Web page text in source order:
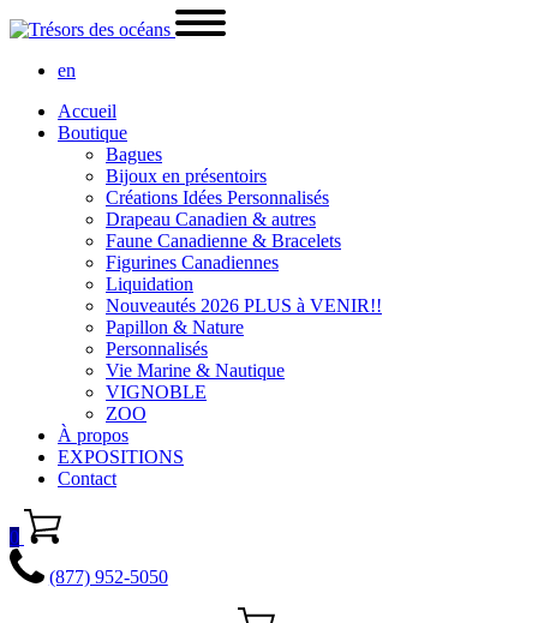
en
Accueil
Boutique
Bagues
Bijoux en présentoirs
Créations Idées Personnalisés
Drapeau Canadien & autres
Faune Canadienne & Bracelets
Figurines Canadiennes
Liquidation
Nouveautés 2026 PLUS à VENIR!!
Papillon & Nature
Personnalisés
Vie Marine & Nautique
VIGNOBLE
ZOO
À propos
EXPOSITIONS
Contact
0
(877) 952-5050